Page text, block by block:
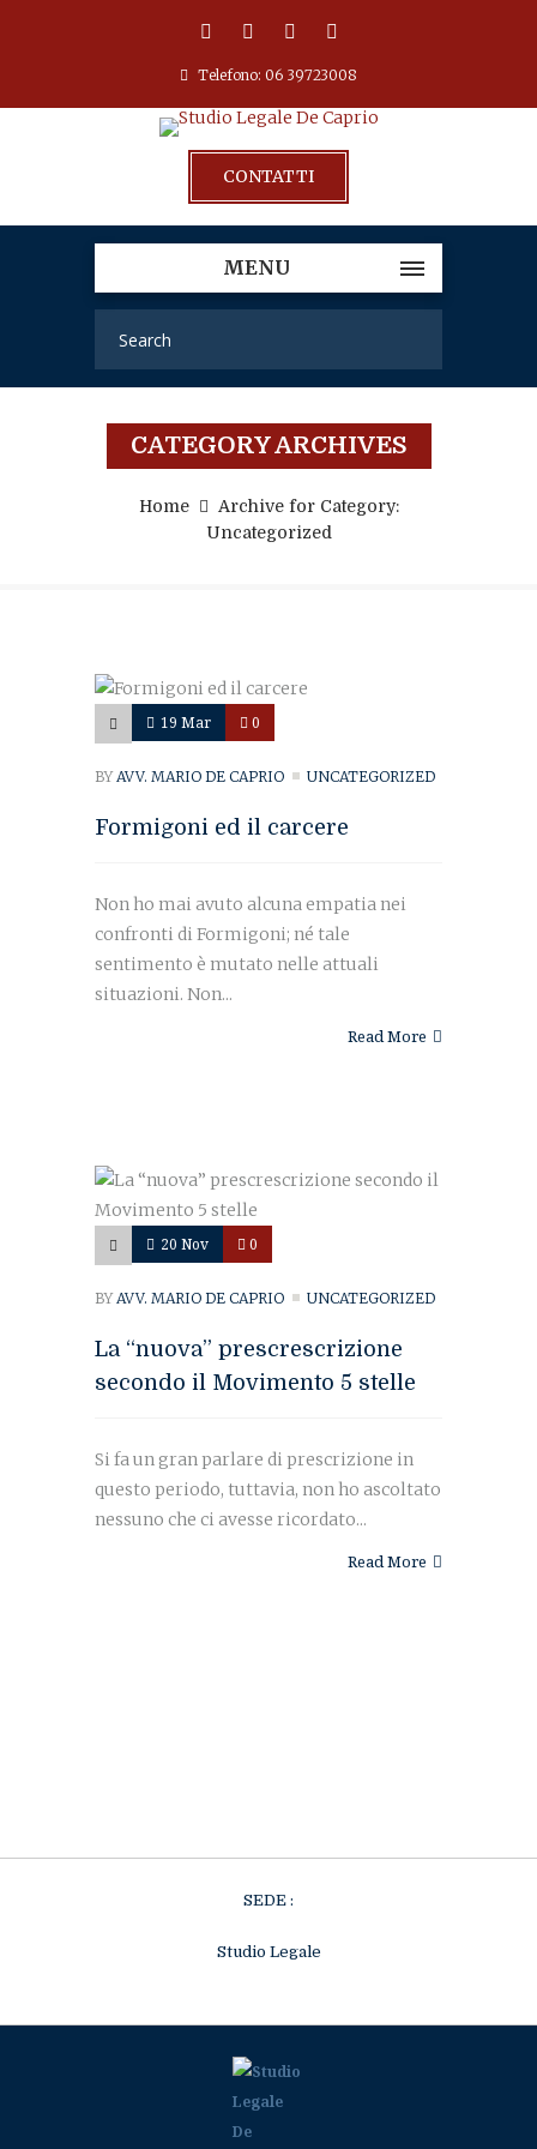
Telefono: 06 39723008
CONTATTI
MENU
CATEGORY ARCHIVES
Home
Archive for Category:
Uncategorized
19 Mar 0
BYAVV. MARIO DE CAPRIO UNCATEGORIZED
Formigoni ed il carcere
Non ho mai avuto alcuna empatia nei
confronti di Formigoni; né tale
sentimento è mutato nelle attuali
situazioni. Non...
Read More
20 Nov 0
BYAVV. MARIO DE CAPRIO UNCATEGORIZED
La “nuova” prescrescrizione
secondo il Movimento 5 stelle
Si fa un gran parlare di prescrizione in
questo periodo, tuttavia, non ho ascoltato
nessuno che ci avesse ricordato...
Read More
SEDE :
Studio Legale